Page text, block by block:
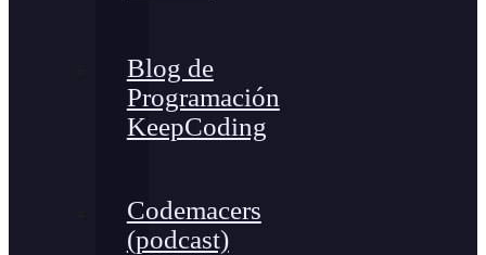
Blog de
Programación
KeepCoding
Codemacers
(podcast)